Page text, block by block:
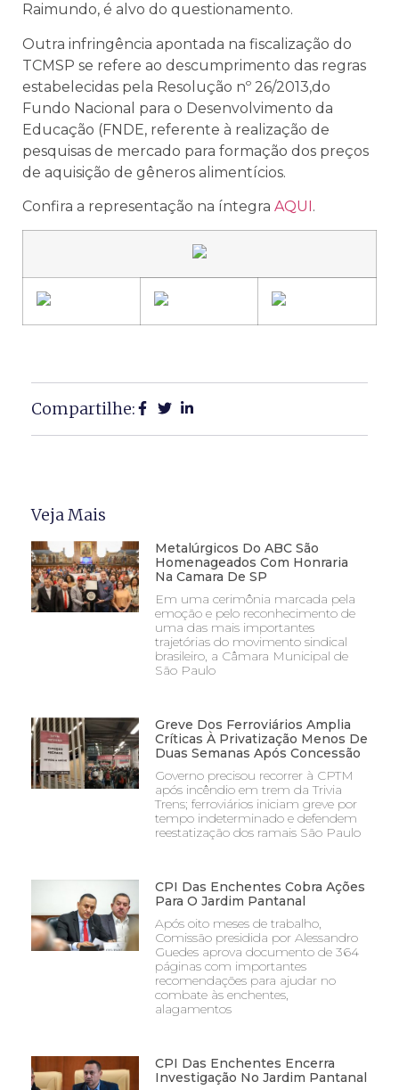
Raimundo, é alvo do questionamento.
Outra infringência apontada na fiscalização do
TCMSP se refere ao descumprimento das regras
estabelecidas pela Resolução nº 26/2013,do
Fundo Nacional para o Desenvolvimento da
Educação (FNDE, referente à realização de
pesquisas de mercado para formação dos preços
de aquisição de gêneros alimentícios.
Confira a representação na íntegra AQUI.
Compartilhe:
Veja Mais
Metalúrgicos Do ABC São
Homenageados Com Honraria
Na Camara De SP
Em uma cerimônia marcada pela
emoção e pelo reconhecimento de
uma das mais importantes
trajetórias do movimento sindical
brasileiro, a Câmara Municipal de
São Paulo
Greve Dos Ferroviários Amplia
Críticas À Privatização Menos De
Duas Semanas Após Concessão
Governo precisou recorrer à CPTM
após incêndio em trem da Trivia
Trens; ferroviários iniciam greve por
tempo indeterminado e defendem
reestatização dos ramais São Paulo
CPI Das Enchentes Cobra Ações
Para O Jardim Pantanal
Após oito meses de trabalho,
Comissão presidida por Alessandro
Guedes aprova documento de 364
páginas com importantes
recomendações para ajudar no
combate às enchentes,
alagamentos
CPI Das Enchentes Encerra
Investigação No Jardim Pantanal